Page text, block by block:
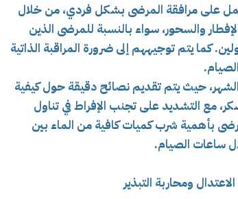
على مرافقة المرضى بشكل فردي، من خلال
والسحور، سواء بالنسبة للمرضى الذين
كما يتم توجيههم إلى ضرورة المراقبة الذاتية
الشهر، حيث يتم تقديم نصائح دقيقة حول كيفية
مع التشديد على تجنب الإفراط في تناول
بأهمية شرب كميات كافية من الماء بين
ساعات الصيام.
ومحاربة التبذير